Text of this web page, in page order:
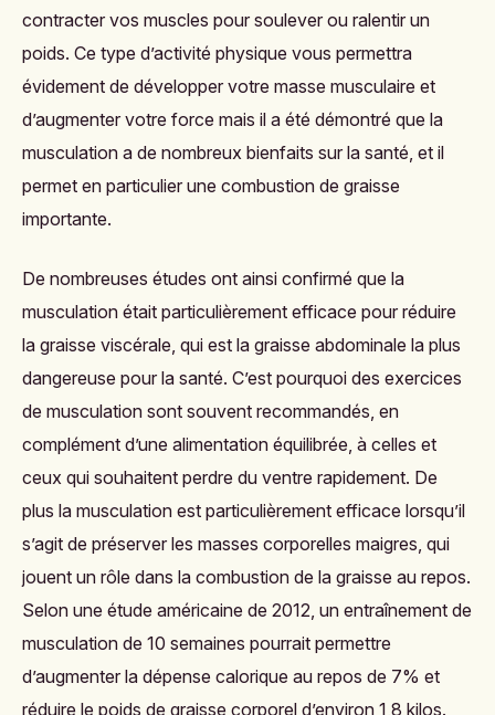
contracter vos muscles pour soulever ou ralentir un
poids. Ce type d’activité physique vous permettra
évidement de développer votre masse musculaire et
d’augmenter votre force mais il a été démontré que la
musculation a de nombreux bienfaits sur la santé, et il
permet en particulier une combustion de graisse
importante.
De nombreuses études ont ainsi confirmé que la
musculation était particulièrement efficace pour réduire
la graisse viscérale, qui est la graisse abdominale la plus
dangereuse pour la santé. C’est pourquoi des exercices
de musculation sont souvent recommandés, en
complément d’une alimentation équilibrée, à celles et
ceux qui souhaitent perdre du ventre rapidement. De
plus la musculation est particulièrement efficace lorsqu’il
s’agit de préserver les masses corporelles maigres, qui
jouent un rôle dans la combustion de la graisse au repos.
Selon une étude américaine de 2012, un entraînement de
musculation de 10 semaines pourrait permettre
d’augmenter la dépense calorique au repos de 7% et
réduire le poids de graisse corporel d’environ 1,8 kilos.